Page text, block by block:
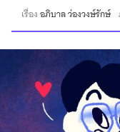
เรื่องอภิบาล ว่องวงษ์รักษ์